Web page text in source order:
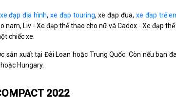
xe đạp địa hình, xe đạp touring, xe đạp đua, xe đạp trẻ
Liv - Xe đạp thể thao cho nữ và Cadex - Xe đạp
chiếc xe.
sản xuất tại Đài Loan hoặc Trung Quốc. Còn nếu bạn
Hungary.
2022